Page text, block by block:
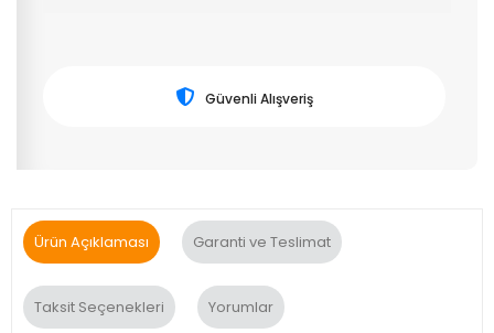
Güvenli Alışveriş
Ürün Açıklaması Garanti ve Teslimat
Taksit Seçenekleri Yorumlar